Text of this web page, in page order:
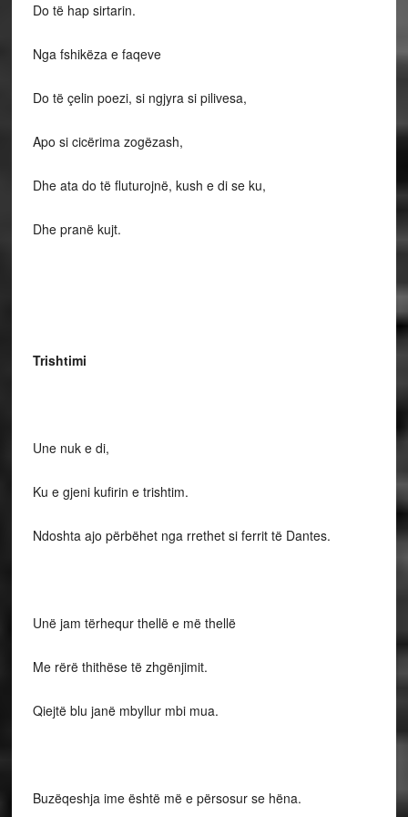
Do të hap sirtarin.
Nga fshikëza e faqeve
Do të çelin poezi, si ngjyra si pilivesa,
Apo si cicërima zogëzash,
Dhe ata do të fluturojnë, kush e di se ku,
Dhe pranë kujt.
Trishtimi
Une nuk e di,
Ku e gjeni kufirin e trishtim.
Ndoshta ajo përbëhet nga rrethet si ferrit të Dantes.
Unë jam tërhequr thellë e më thellë
Me rërë thithëse të zhgënjimit.
Qiejtë blu janë mbyllur mbi mua.
Buzëqeshja ime është më e përsosur se hëna.